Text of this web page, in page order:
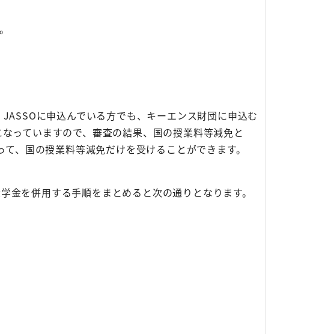
に申込んでいる方でも、キーエンス財団に申込む
っていますので、審査の結果、国の授業料等減免と
、国の授業料等減免だけを受けることができます。
を併用する手順をまとめると次の通りとなります。